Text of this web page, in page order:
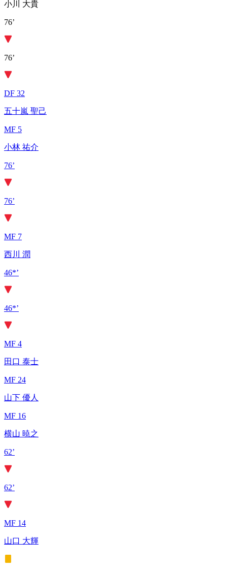
小川 大貴
76’
76’
DF 32
五十嵐 聖己
MF 5
小林 祐介
76’
76’
MF 7
西川 潤
46*’
46*’
MF 4
田口 泰士
MF 24
山下 優人
MF 16
横山 暁之
62’
62’
MF 14
山口 大輝